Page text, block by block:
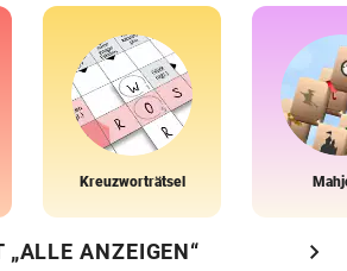
Kreuzworträtsel
„ALLE ANZEIGEN“ chevron_right